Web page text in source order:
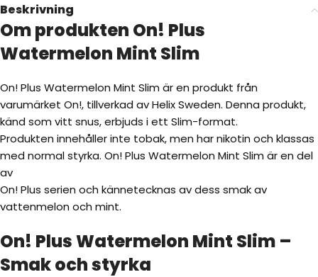
Beskrivning
Om produkten On! Plus
Watermelon Mint Slim
On! Plus Watermelon Mint Slim är en produkt från
varumärket On!, tillverkad av Helix Sweden. Denna produkt,
känd som vitt snus, erbjuds i ett Slim-format.
Produkten innehåller inte tobak, men har nikotin och klassas
med normal styrka. On! Plus Watermelon Mint Slim är en del
av
On! Plus serien och kännetecknas av dess smak av
vattenmelon och mint.
On! Plus Watermelon Mint Slim –
Smak och styrka